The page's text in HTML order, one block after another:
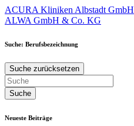
Beitragsnavigation
ACURA Kliniken Albstadt GmbH
ALWA GmbH & Co. KG
Suche: Berufsbezeichnung
Suche zurücksetzen
Neueste Beiträge